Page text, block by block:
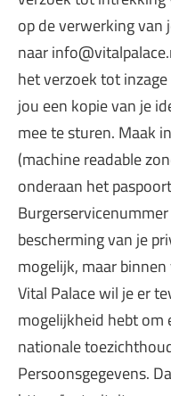
op de verwerking van
naar
het verzoek tot
jou een kopie van je
mee te sturen. Maak
(machine readable
onderaan het
bescherming van je
mogelijk, maar
Vital Palace wil je er
mogelijkheid hebt om
nationale
Persoonsgegevens.